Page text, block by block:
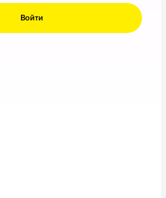
Войти